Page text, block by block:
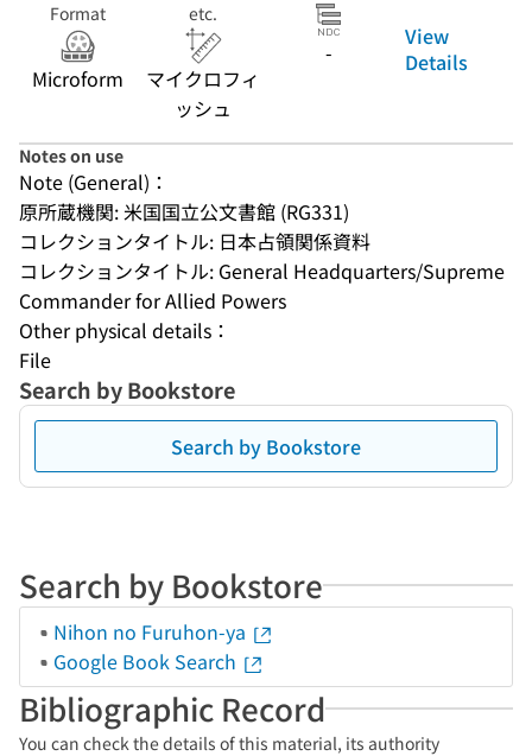
Format
Microform
etc.
マイクロフィ
ッシュ
-
View
Details
Notes on use
Note (General)：
原所蔵機関: 米国国立公文書館 (RG331)
コレクションタイトル: 日本占領関係資料
コレクションタイトル: General Headquarters/Supreme
Commander for Allied Powers
Other physical details：
File
Search by Bookstore
Search by Bookstore
Search by Bookstore
Nihon no Furuhon-ya
Google Book Search
Bibliographic Record
You can check the details of this material, its authority